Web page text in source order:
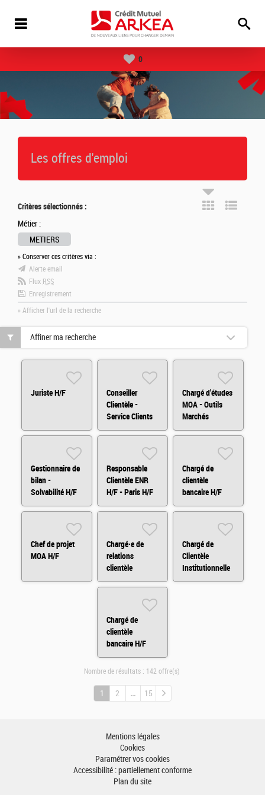
0
Les offres d'emploi
Critères sélectionnés :
Métier :
METIERS
» Conserver ces critères via :
Alerte email
Flux RSS
Enregistrement
» Afficher l'url de la recherche
Juriste H/F
Conseiller
Clientèle -
Service Clients
H/F/X
Chargé d'études
MOA - Outils
Marchés
Financiers
Gestionnaire de
bilan -
Solvabilité H/F
Responsable
Clientèle ENR
H/F - Paris H/F
Chargé de
clientèle
bancaire H/F
Chef de projet
MOA H/F
Chargé·e de
relations
clientèle
Assurances en
Chargé de
Clientèle
Institutionnelle
H/F
Chargé de
clientèle
bancaire H/F
Affiner ma recherche
Nombre de résultats : 142 offre(s)
1 2 15
Mentions légales
Cookies
Paramétrer vos cookies
Accessibilité : partiellement conforme
Plan du site